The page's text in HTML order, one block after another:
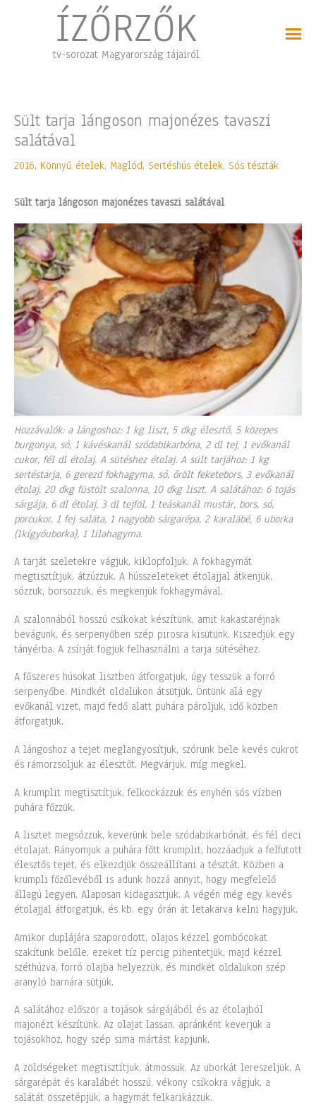
ÍZŐRZŐK
tv-sorozat Magyarország tájairól
Sült tarja lángoson majonézes tavaszi
salátával
2016, Könnyű ételek, Maglód, Sertéshús ételek, Sós tészták
Sült tarja lángoson majonézes tavaszi salátával
Hozzávalók: a lángoshoz: 1 kg liszt, 5 dkg élesztő, 5 közepes
burgonya, só, 1 kávéskanál szódabikarbóna, 2 dl tej, 1 evőkanál
cukor, fél dl étolaj. A sütéshez étolaj. A sült tarjához: 1 kg
sertéstarja, 6 gerezd fokhagyma, só, őrölt feketebors, 3 evőkanál
étolaj, 20 dkg füstölt szalonna, 10 dkg liszt. A salátához: 6 tojás
sárgája, 6 dl étolaj, 3 dl tejföl, 1 teáskanál mustár, bors, só,
porcukor, 1 fej saláta, 1 nagyobb sárgarépa, 2 karalábé, 6 uborka
(1kígyóuborka), 1 lilahagyma.
A tarját szeletekre vágjuk, kiklopfoljuk. A fokhagymát
megtisztítjuk, átzúzzuk. A hússzeleteket étolajjal átkenjük,
sózzuk, borsozzuk, és megkenjük fokhagymával.
A szalonnából hosszú csíkokat készítünk, amit kakastaréjnak
bevágunk, és serpenyőben szép pirosra kisütünk. Kiszedjük egy
tányérba. A zsírját fogjuk felhasználni a tarja sütéséhez.
A fűszeres húsokat lisztben átforgatjuk, úgy tesszük a forró
serpenyőbe. Mindkét oldalukon átsütjük. Öntünk alá egy
evőkanál vizet, majd fedő alatt puhára pároljuk, idő közben
átforgatjuk.
A lángoshoz a tejet meglangyosítjuk, szórunk bele kevés cukrot
és rámorzsoljuk az élesztőt. Megvárjuk, míg megkel.
A krumplit megtisztítjuk, felkockázzuk és enyhén sós vízben
puhára főzzük.
A lisztet megsózzuk, keverünk bele szódabikarbónát, és fél deci
étolajat. Rányomjuk a puhára főtt krumplit, hozzáadjuk a felfutott
élesztős tejet, és elkezdjük összeállítani a tésztát. Közben a
krumpli főzőlevéből is adunk hozzá annyit, hogy megfelelő
állagú legyen. Alaposan kidagasztjuk. A végén még egy kevés
étolajjal átforgatjuk, és kb. egy órán át letakarva kelni hagyjuk.
Amikor duplájára szaporodott, olajos kézzel gombócokat
szakítunk belőle, ezeket tíz percig pihentetjük, majd kézzel
széthúzva, forró olajba helyezzük, és mindkét oldalukon szép
aranyló barnára sütjük.
A salátához először a tojások sárgájából és az étolajból
majonézt készítünk. Az olajat lassan, apránként keverjük a
tojásokhoz, hogy szép sima mártást kapjunk.
A zöldségeket megtisztítjuk, átmossuk. Az uborkát lereszeljük. A
sárgarépát és karalábét hosszú, vékony csíkokra vágjuk, a
salátát összetépjük, a hagymát felkarikázzuk.